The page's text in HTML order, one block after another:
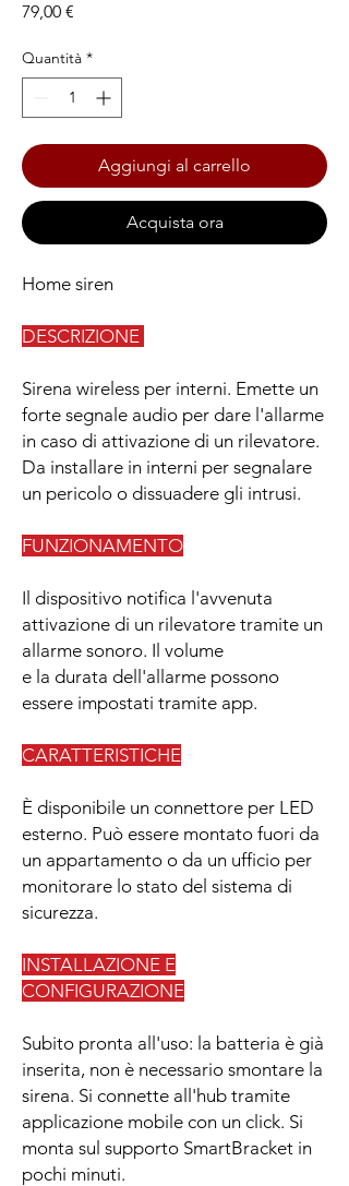
79,00 €
Quantità *
Aggiungi al carrello
Acquista ora
Home siren
DESCRIZIONE
Sirena wireless per interni. Emette un
forte segnale audio per dare l'allarme
in caso di attivazione di un rilevatore.
Da installare in interni per segnalare
un pericolo o dissuadere gli intrusi.
FUNZIONAMENTO
Il dispositivo notifica l'avvenuta
attivazione di un rilevatore tramite un
allarme sonoro. Il volume
e la durata dell'allarme possono
essere impostati tramite app.
CARATTERISTICHE
È disponibile un connettore per LED
esterno. Può essere montato fuori da
un appartamento o da un ufficio per
monitorare lo stato del sistema di
sicurezza.
INSTALLAZIONE E
CONFIGURAZIONE
Subito pronta all'uso: la batteria è già
inserita, non è necessario smontare la
sirena. Si connette all'hub tramite
applicazione mobile con un click. Si
monta sul supporto SmartBracket in
pochi minuti.